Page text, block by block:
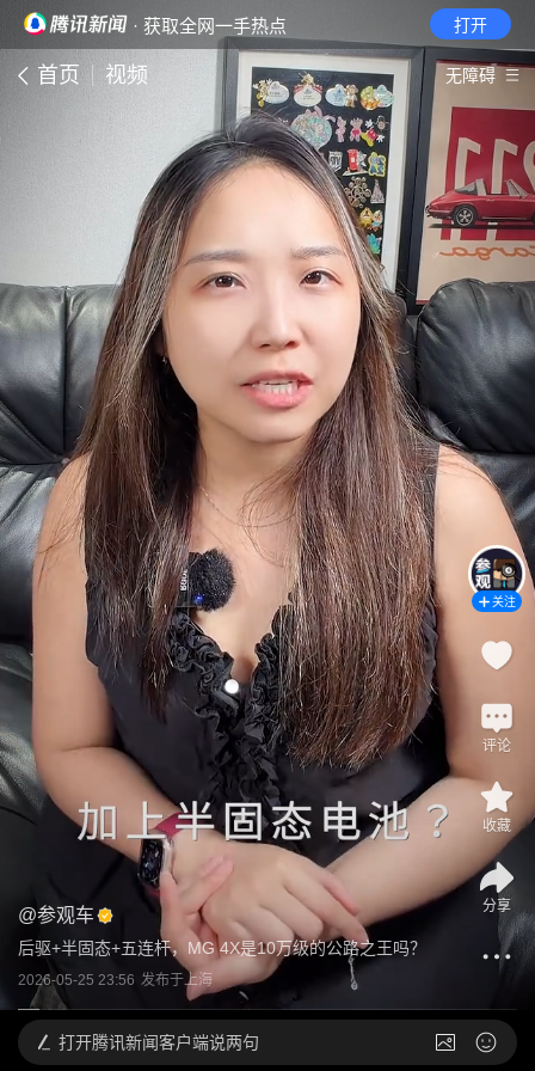
· 获取全网一手热点 打开
首页 视频 无障碍
@参观车
后驱+半固态+五连杆，MG 4X是10万级的公路之王吗？
2026-05-25 23:56 发布于上海
关注
评论
收藏
分享
打开腾讯新闻客户端说两句